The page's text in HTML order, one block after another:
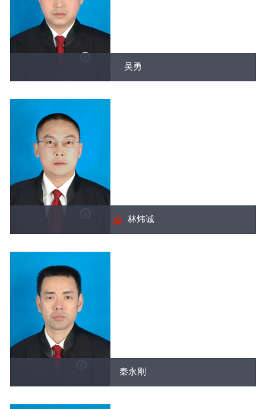
吴勇
林炜诚
秦永刚